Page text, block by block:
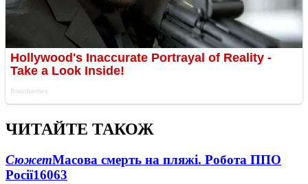
ЧИТАЙТЕ ТАКОЖ
СюжетМасова смерть на пляжі. Робота ППО
Росії16063